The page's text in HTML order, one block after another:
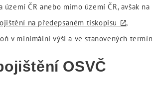
ČR anebo mimo území ČR, avšak
na předepsaném tiskopisu
,
v minimální výši a ve stanovených
OSVČ